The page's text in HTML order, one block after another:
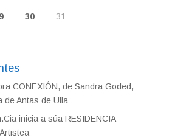
30 31
CONEXIÓN, de Sandra Goded,
de Antas de Ulla
inicia a súa RESIDENCIA